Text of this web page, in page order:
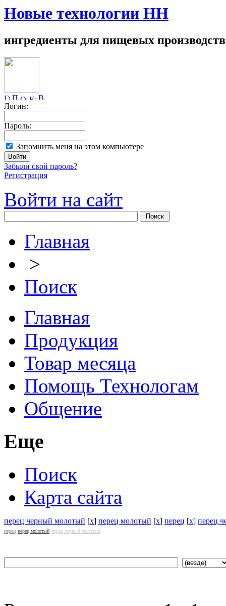
Новые технологии НН
ингредиенты для пищевых производств
Логин:
Пароль:
Запомнить меня на этом компьютере
Забыли свой пароль?
Регистрация
Войти на сайт
Главная
>
Поиск
Главная
Продукция
Товар месяца
Помощь Технологам
Общение
Еще
Поиск
Карта сайта
перец черный молотый [x] перец молотый [x] перец [x] перец
перец перец молотый перец черный молотый